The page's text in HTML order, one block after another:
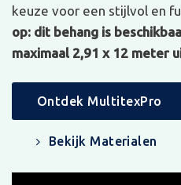
keuze voor een stijlvol en
op: dit behang is
maximaal 2,91 x 12 meter
Ontdek MultitexPro
Bekijk Materialen